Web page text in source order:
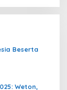
Beserta
Weton,